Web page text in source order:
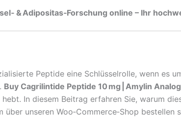
& Adipositas‑Forschung online – Ihr
Peptide eine Schlüsselrolle, wenn es
Buy Cagrilintide Peptide 10 mg | Amylin
In diesem Beitrag erfahren Sie, warum
unseren Woo‑Commerce‑Shop bestellen